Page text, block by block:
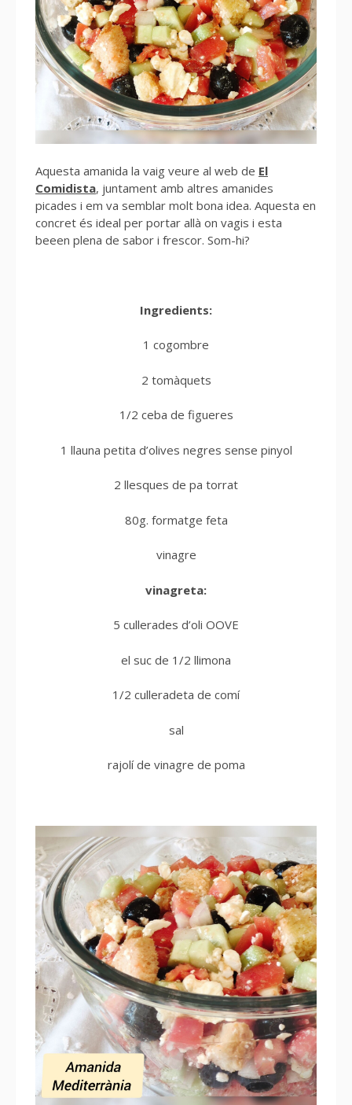
Aquesta amanida la vaig veure al web de El
Comidista, juntament amb altres amanides
picades i em va semblar molt bona idea. Aquesta en
concret és ideal per portar allà on vagis i esta
beeen plena de sabor i frescor. Som-hi?
Ingredients:
1 cogombre
2 tomàquets
1/2 ceba de figueres
1 llauna petita d’olives negres sense pinyol
2 llesques de pa torrat
80g. formatge feta
vinagre
vinagreta:
5 cullerades d’oli OOVE
el suc de 1/2 llimona
1/2 culleradeta de comí
sal
rajolí de vinagre de poma